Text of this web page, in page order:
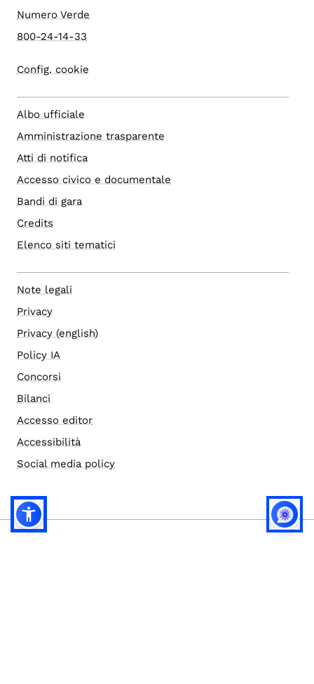
Numero Verde
800-24-14-33
Config. cookie
Albo ufficiale
Amministrazione trasparente
Atti di notifica
Accesso civico e documentale
Bandi di gara
Credits
Elenco siti tematici
Note legali
Privacy
Privacy (english)
Policy IA
Concorsi
Bilanci
Accesso editor
Accessibilità
Social media policy